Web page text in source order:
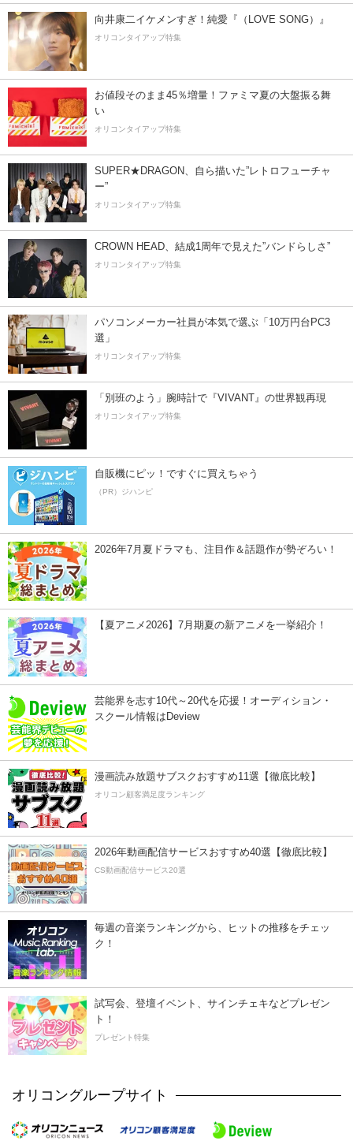
向井康二イケメンすぎ！純愛『（LOVE SONG）』
オリコンタイアップ特集
お値段そのまま45％増量！ファミマ夏の大盤振る舞
い
オリコンタイアップ特集
SUPER★DRAGON、自ら描いた”レトロフューチャ
ー”
オリコンタイアップ特集
CROWN HEAD、結成1周年で見えた”バンドらしさ”
オリコンタイアップ特集
パソコンメーカー社員が本気で選ぶ「10万円台PC3
選」
オリコンタイアップ特集
「別班のよう」腕時計で『VIVANT』の世界観再現
オリコンタイアップ特集
自販機にピッ！ですぐに買えちゃう
（PR）ジハンピ
2026年7月夏ドラマも、注目作＆話題作が勢ぞろい！
【夏アニメ2026】7月期夏の新アニメを一挙紹介！
芸能界を志す10代～20代を応援！オーディション・
スクール情報はDeview
漫画読み放題サブスクおすすめ11選【徹底比較】
オリコン顧客満足度ランキング
2026年動画配信サービスおすすめ40選【徹底比較】
CS動画配信サービス20選
毎週の音楽ランキングから、ヒットの推移をチェッ
ク！
試写会、登壇イベント、サインチェキなどプレゼン
ト！
プレゼント特集
オリコングループサイト